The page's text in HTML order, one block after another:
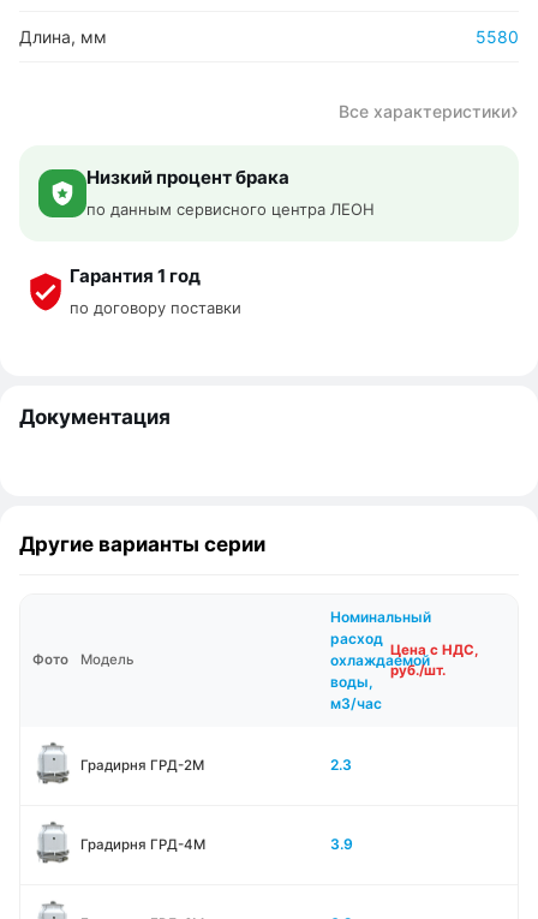
Длина, мм 5580
Все характеристики
Низкий процент брака
по данным сервисного центра ЛЕОН
Гарантия 1 год
по договору поставки
Документация
Другие варианты серии
Фото Модель
Номинальный
расход
охлаждаемой
воды,
м3/час
Цена с НДС,
руб./шт.
Градирня ГРД-2М 2.3
Градирня ГРД-4М 3.9